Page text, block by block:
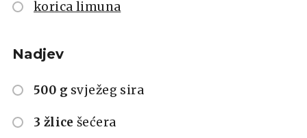
korica limuna
Nadjev
500 g svježeg sira
3 žlice šećera